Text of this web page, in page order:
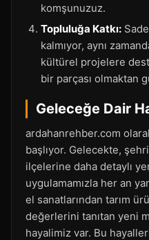
komşunuzuz.
Topluluğa Katkı:
kalmıyor, aynı
kültürel projelere
bir parçası olmaktan
Geleceğe Dair
ardahanrehber.com
başlıyor. Gelecekte,
ilçelerine daha detaylı
uygulamamızla her an
el sanatlarından tarım
değerlerini tanıtan yeni
hayalimiz var. Bu